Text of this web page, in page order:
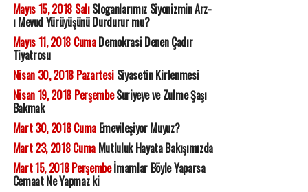
Mayıs 15, 2018 SalıSloganlarımız Siyonizmin Arz-
ı Mevud Yürüyüşünü Durdurur mu?
Mayıs 11, 2018 CumaDemokrasi Denen Çadır
Tiyatrosu
Nisan 30, 2018 PazartesiSiyasetin Kirlenmesi
Nisan 19, 2018 PerşembeSuriyeye ve Zulme Şaşı
Bakmak
Mart 30, 2018 CumaEmevileşiyor Muyuz?
Mart 23, 2018 CumaMutluluk Hayata Bakışımızda
Mart 15, 2018 Perşembeİmamlar Böyle Yaparsa
Cemaat Ne Yapmaz ki